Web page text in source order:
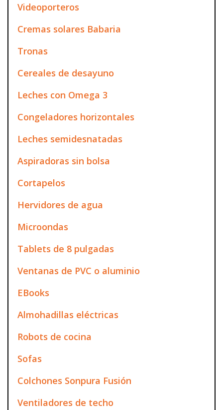
Videoporteros
Cremas solares Babaria
Tronas
Cereales de desayuno
Leches con Omega 3
Congeladores horizontales
Leches semidesnatadas
Aspiradoras sin bolsa
Cortapelos
Hervidores de agua
Microondas
Tablets de 8 pulgadas
Ventanas de PVC o aluminio
EBooks
Almohadillas eléctricas
Robots de cocina
Sofas
Colchones Sonpura Fusión
Ventiladores de techo